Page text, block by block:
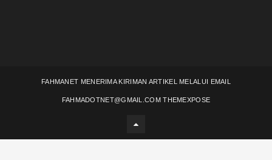
FAHMANET MENERIMA KIRIMAN ARTIKEL MELALUI EMAIL
FAHMADOTNET@GMAIL.COMTHEMEXPOSE